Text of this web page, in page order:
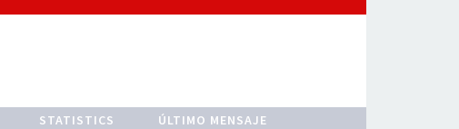
STATISTICS ÚLTIMO MENSAJE